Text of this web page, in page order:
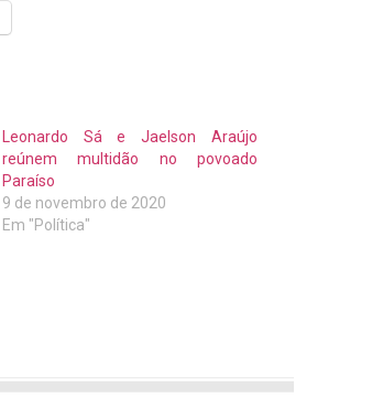
Leonardo Sá e Jaelson Araújo
reúnem multidão no povoado
Paraíso
9 de novembro de 2020
Em "Política"